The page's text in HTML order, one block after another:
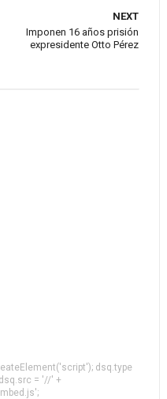
NEXT
Imponen 16 años prisión
expresidente Otto Pérez
dsq.type
= '//' +